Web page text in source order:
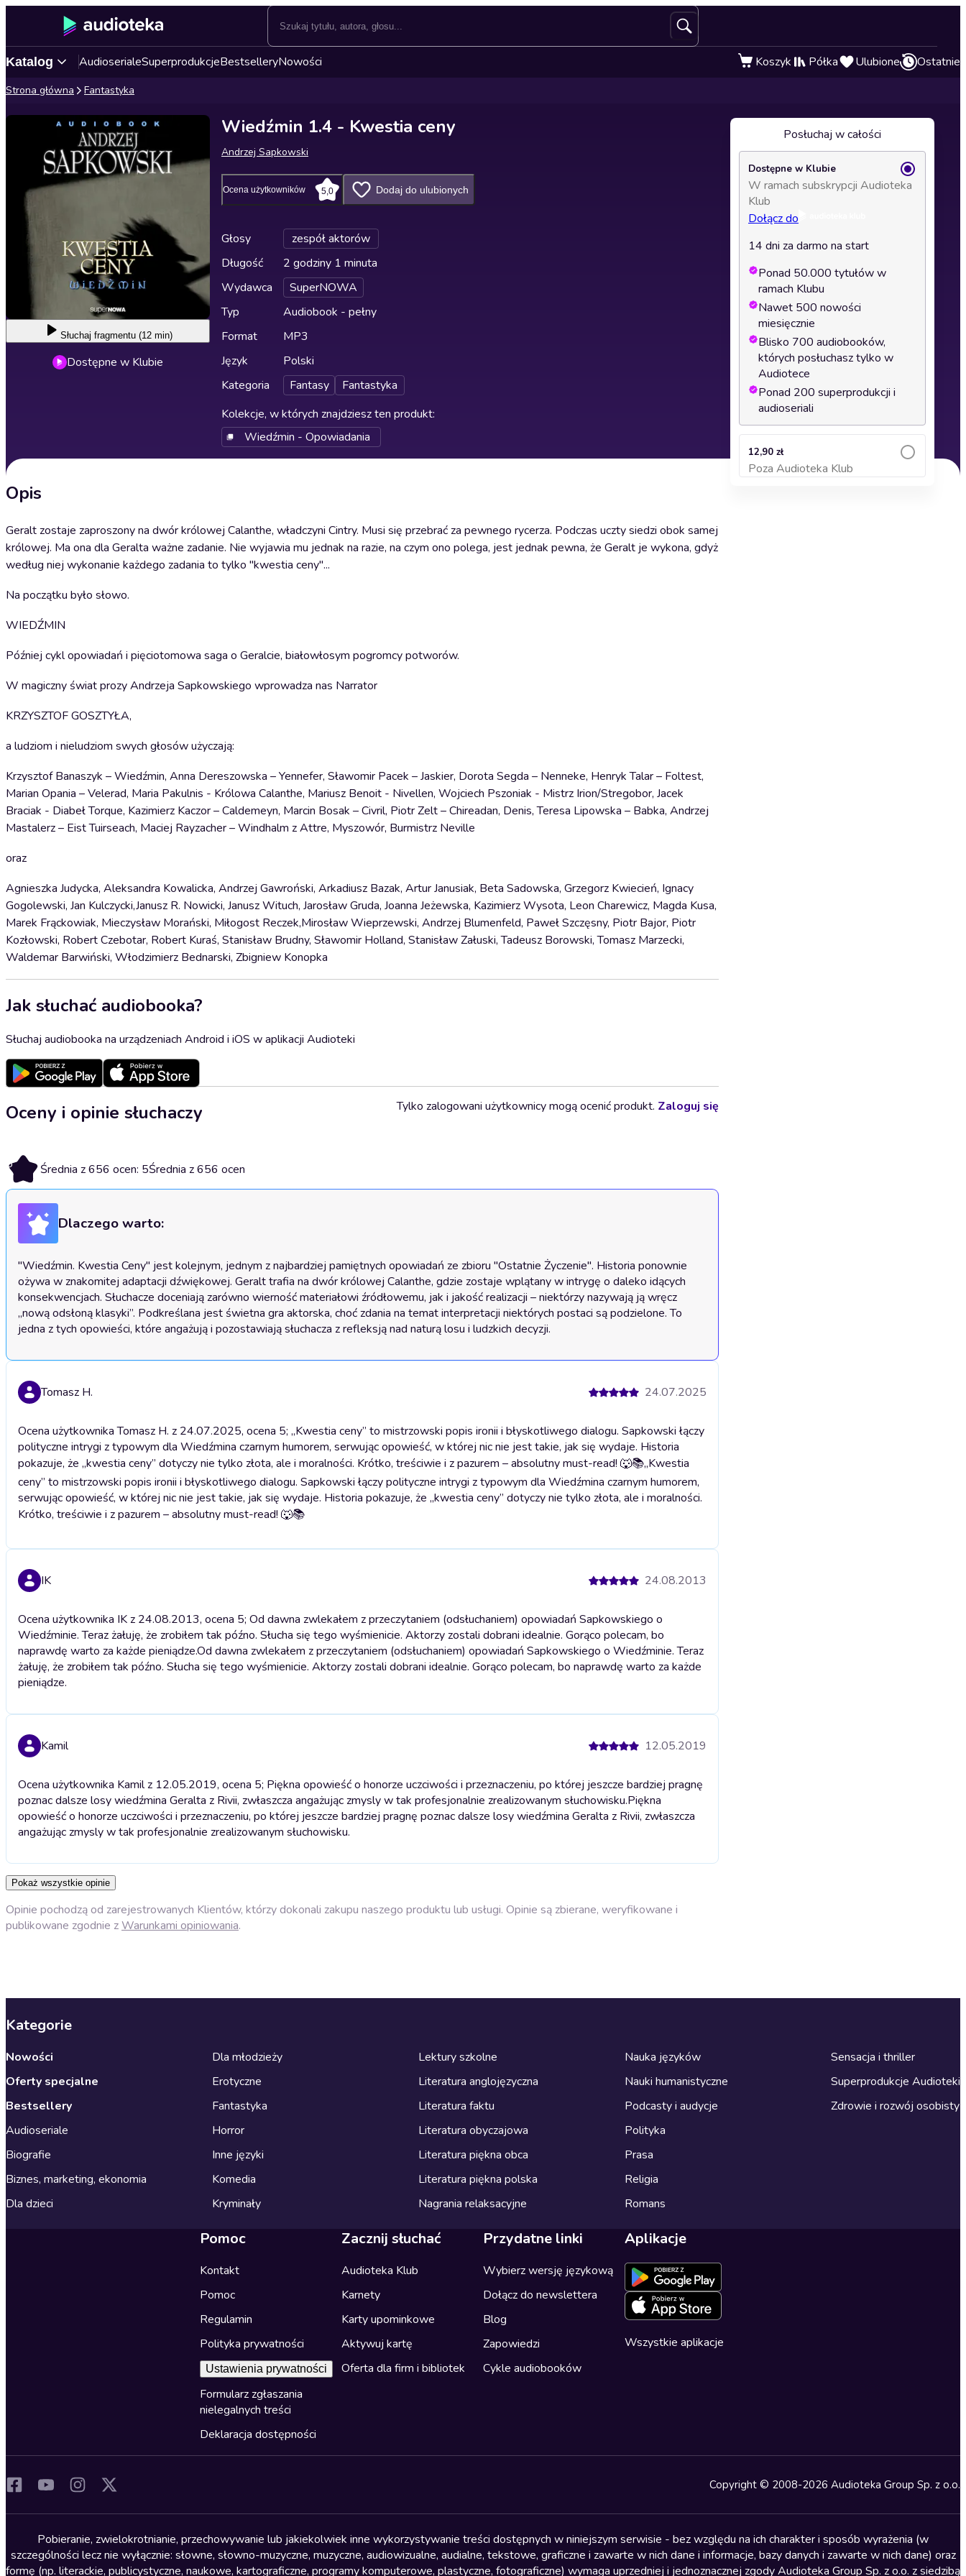
Katalog AudioserialeSuperprodukcjeBestselleryNowości Koszyk Półka Ulubione Ostatnie
Strona główna Fantastyka
Słuchaj fragmentu (12 min)
Dostępne w Klubie
Wiedźmin 1.4 - Kwestia ceny
Andrzej Sapkowski
Ocena użytkowników 5,0 Dodaj do ulubionych
Głosy
zespół aktorów
Długość
2 godziny 1 minuta
Wydawca
SuperNOWA
Typ
Audiobook - pełny
Format
MP3
Język
Polski
Kategoria
Fantasy
Fantastyka
Kolekcje, w których znajdziesz ten produkt:
Wiedźmin - Opowiadania
Opis
Geralt zostaje zaproszony na dwór królowej Calanthe, władczyni Cintry. Musi się przebrać za pewnego rycerza. Podczas uczty siedzi obok samej
królowej. Ma ona dla Geralta ważne zadanie. Nie wyjawia mu jednak na razie, na czym ono polega, jest jednak pewna, że Geralt je wykona, gdyż
według niej wykonanie każdego zadania to tylko "kwestia ceny"...
Na początku było słowo.
WIEDŹMIN
Później cykl opowiadań i pięciotomowa saga o Geralcie, białowłosym pogromcy potworów.
W magiczny świat prozy Andrzeja Sapkowskiego wprowadza nas Narrator
KRZYSZTOF GOSZTYŁA,
a ludziom i nieludziom swych głosów użyczają:
Krzysztof Banaszyk – Wiedźmin, Anna Dereszowska – Yennefer, Sławomir Pacek – Jaskier, Dorota Segda – Nenneke, Henryk Talar – Foltest,
Marian Opania – Velerad, Maria Pakulnis - Królowa Calanthe, Mariusz Benoit - Nivellen, Wojciech Pszoniak - Mistrz Irion/Stregobor, Jacek
Braciak - Diabeł Torque, Kazimierz Kaczor – Caldemeyn, Marcin Bosak – Civril, Piotr Zelt – Chireadan, Denis, Teresa Lipowska – Babka, Andrzej
Mastalerz – Eist Tuirseach, Maciej Rayzacher – Windhalm z Attre, Myszowór, Burmistrz Neville
oraz
Agnieszka Judycka, Aleksandra Kowalicka, Andrzej Gawroński, Arkadiusz Bazak, Artur Janusiak, Beta Sadowska, Grzegorz Kwiecień, Ignacy
Gogolewski, Jan Kulczycki,Janusz R. Nowicki, Janusz Wituch, Jarosław Gruda, Joanna Jeżewska, Kazimierz Wysota, Leon Charewicz, Magda Kusa,
Marek Frąckowiak, Mieczysław Morański, Miłogost Reczek,Mirosław Wieprzewski, Andrzej Blumenfeld, Paweł Szczęsny, Piotr Bajor, Piotr
Kozłowski, Robert Czebotar, Robert Kuraś, Stanisław Brudny, Sławomir Holland, Stanisław Załuski, Tadeusz Borowski, Tomasz Marzecki,
Waldemar Barwiński, Włodzimierz Bednarski, Zbigniew Konopka
Jak słuchać audiobooka?
Słuchaj audiobooka na urządzeniach Android i iOS w aplikacji Audioteki
Oceny i opinie słuchaczy
5 Średnia z 656 ocen: 5Średnia z 656 ocen
Tylko zalogowani użytkownicy mogą ocenić produkt. Zaloguj się
Dlaczego warto:
"Wiedźmin. Kwestia Ceny" jest kolejnym, jednym z najbardziej pamiętnych opowiadań ze zbioru "Ostatnie Życzenie". Historia ponownie
ożywa w znakomitej adaptacji dźwiękowej. Geralt trafia na dwór królowej Calanthe, gdzie zostaje wplątany w intrygę o daleko idących
konsekwencjach. Słuchacze doceniają zarówno wierność materiałowi źródłowemu, jak i jakość realizacji – niektórzy nazywają ją wręcz
„nową odsłoną klasyki”. Podkreślana jest świetna gra aktorska, choć zdania na temat interpretacji niektórych postaci są podzielone. To
jedna z tych opowieści, które angażują i pozostawiają słuchacza z refleksją nad naturą losu i ludzkich decyzji.
Tomasz H. 24.07.2025
Ocena użytkownika Tomasz H. z 24.07.2025, ocena 5; „Kwestia ceny” to mistrzowski popis ironii i błyskotliwego dialogu. Sapkowski łączy
polityczne intrygi z typowym dla Wiedźmina czarnym humorem, serwując opowieść, w której nic nie jest takie, jak się wydaje. Historia
pokazuje, że „kwestia ceny” dotyczy nie tylko złota, ale i moralności. Krótko, treściwie i z pazurem – absolutny must-read! 🐺📚„Kwestia
ceny” to mistrzowski popis ironii i błyskotliwego dialogu. Sapkowski łączy polityczne intrygi z typowym dla Wiedźmina czarnym humorem,
serwując opowieść, w której nic nie jest takie, jak się wydaje. Historia pokazuje, że „kwestia ceny” dotyczy nie tylko złota, ale i moralności.
Krótko, treściwie i z pazurem – absolutny must-read! 🐺📚
IK 24.08.2013
Ocena użytkownika IK z 24.08.2013, ocena 5; Od dawna zwlekałem z przeczytaniem (odsłuchaniem) opowiadań Sapkowskiego o
Wiedźminie. Teraz żałuję, że zrobiłem tak późno. Słucha się tego wyśmienicie. Aktorzy zostali dobrani idealnie. Gorąco polecam, bo
naprawdę warto za każde pieniądze.Od dawna zwlekałem z przeczytaniem (odsłuchaniem) opowiadań Sapkowskiego o Wiedźminie. Teraz
żałuję, że zrobiłem tak późno. Słucha się tego wyśmienicie. Aktorzy zostali dobrani idealnie. Gorąco polecam, bo naprawdę warto za każde
pieniądze.
Kamil 12.05.2019
Ocena użytkownika Kamil z 12.05.2019, ocena 5; Piękna opowieść o honorze uczciwości i przeznaczeniu, po której jeszcze bardziej pragnę
poznac dalsze losy wiedźmina Geralta z Rivii, zwłaszcza angażując zmysly w tak profesjonalnie zrealizowanym słuchowisku.Piękna
opowieść o honorze uczciwości i przeznaczeniu, po której jeszcze bardziej pragnę poznac dalsze losy wiedźmina Geralta z Rivii, zwłaszcza
angażując zmysly w tak profesjonalnie zrealizowanym słuchowisku.
Pokaż wszystkie opinie
Opinie pochodzą od zarejestrowanych Klientów, którzy dokonali zakupu naszego produktu lub usługi. Opinie są zbierane, weryfikowane i
publikowane zgodnie zWarunkami opiniowania.
Posłuchaj w całości
Dostępne w Klubie
W ramach subskrypcji Audioteka
Klub
Dołącz do
14 dni za darmo na start
Ponad 50.000 tytułów w
ramach Klubu
Nawet 500 nowości
miesięcznie
Blisko 700 audiobooków,
których posłuchasz tylko w
Audiotece
Ponad 200 superprodukcji i
audioseriali
12,90 zł
Poza Audioteka Klub
Dodaj do koszyka
Kategorie
Nowości
Oferty specjalne
Bestsellery
Audioseriale
Biografie
Biznes, marketing, ekonomia
Dla dzieci
Dla młodzieży
Erotyczne
Fantastyka
Horror
Inne języki
Komedia
Kryminały
Lektury szkolne
Literatura anglojęzyczna
Literatura faktu
Literatura obyczajowa
Literatura piękna obca
Literatura piękna polska
Nagrania relaksacyjne
Nauka języków
Nauki humanistyczne
Podcasty i audycje
Polityka
Prasa
Religia
Romans
Sensacja i thriller
Superprodukcje Audioteki
Zdrowie i rozwój osobisty
Pomoc
Kontakt
Pomoc
Regulamin
Polityka prywatności
Ustawienia prywatności
Formularz zgłaszania
nielegalnych treści
Deklaracja dostępności
Zacznij słuchać
Audioteka Klub
Karnety
Karty upominkowe
Aktywuj kartę
Oferta dla firm i bibliotek
Przydatne linki
Wybierz wersję językową
Dołącz do newslettera
Blog
Zapowiedzi
Cykle audiobooków
Aplikacje
Wszystkie aplikacje
Copyright © 2008-2026 Audioteka Group Sp. z o.o.
Pobieranie, zwielokrotnianie, przechowywanie lub jakiekolwiek inne wykorzystywanie treści dostępnych w niniejszym serwisie - bez względu na ich charakter i sposób wyrażenia (w
szczególności lecz nie wyłącznie: słowne, słowno-muzyczne, muzyczne, audiowizualne, audialne, tekstowe, graficzne i zawarte w nich dane i informacje, bazy danych i zawarte w nich dane) oraz
formę (np. literackie, publicystyczne, naukowe, kartograficzne, programy komputerowe, plastyczne, fotograficzne) wymaga uprzedniej i jednoznacznej zgody Audioteka Group Sp. z o.o. z siedzibą